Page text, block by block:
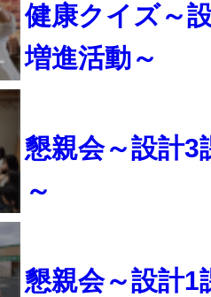
健康クイズ～
増進活動～
懇親会～設計3
～
懇親会～設計1